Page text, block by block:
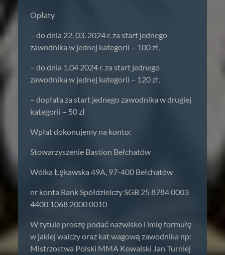
Opłaty
– do dnia 22. 03. 2024 r. za start jednego
zawodnika w jednej kategorii – 100 zł,
– do dnia 1.04 2024 r. za start jednego
zawodnika w jednej kategorii – 120 zł,
– dopłata za start jednego zawodnika w drugiej
kategorii – 50 zł
Wpłat dokonujemy na konto:
Stowarzyszenie Bastion Bełchatów
Wólka Łękawska 49A, 97-400 Bełchatów
nr konta Bank Spółdzielczy SGB 25 8784 0003
4400 1068 2000 0010
W tytule proszę podać nazwisko i imię formułę
w jakiej walczy oraz kat wagową zawodnika np:
Mistrzostwa Polski MMA Kowalski Jan Turniej